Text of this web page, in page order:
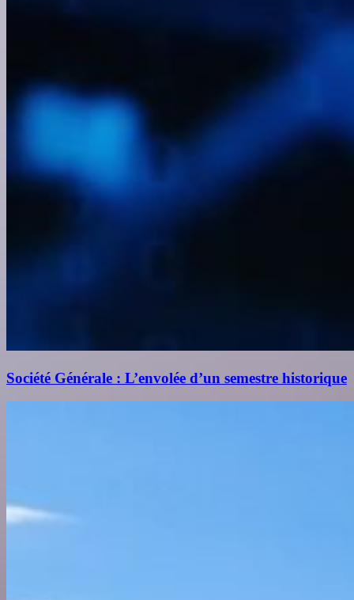
Société Générale : L’envolée d’un semestre historique